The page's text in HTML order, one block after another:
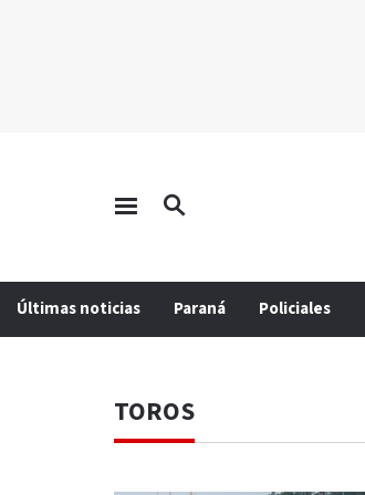
Últimas noticias Paraná Policiales
TOROS